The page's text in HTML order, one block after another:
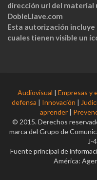
dirección url del material
DobleLlave.com
Esta autorización incluye
cuales tienen visible un
Audiovisual | Empresas y
defensa | Innovación |
aprender |
© 2015. Derechos
marca del Grupo de
J-
Fuente principal de
América: